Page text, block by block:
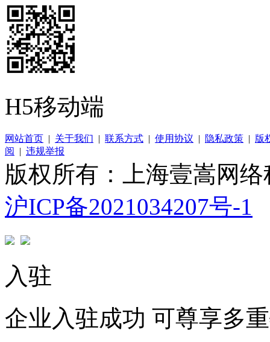
H5移动端
网站首页 | 关于我们 | 联系方式 | 使用协议 | 隐私政策 | 版
阅
| 违规举报
版权所有：上海壹嵩网
沪ICP备2021034207号-1
入驻
企业入驻成功 可尊享多